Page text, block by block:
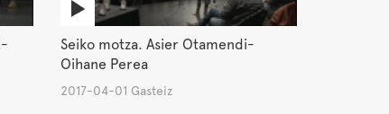
Seiko motza. Asier Otamendi-
Oihane Perea
2017-04-01 Gasteiz